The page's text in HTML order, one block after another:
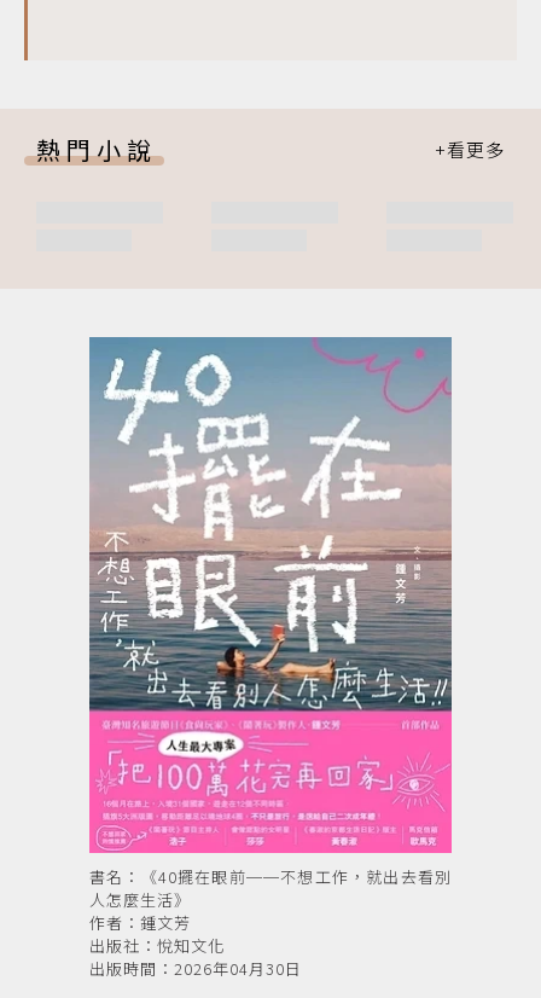
熱門小說
書名：《40擺在眼前──不想工作，就出去看別
人怎麼生活》
作者：鍾文芳
出版社：悅知文化
出版時間：2026年04月30日